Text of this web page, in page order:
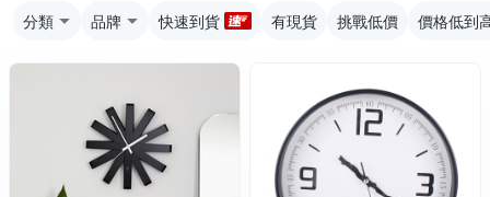
分類 品牌 快速到貨 有現貨 挑戰低價 價格低到